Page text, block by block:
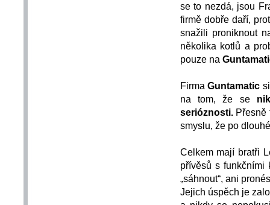
se to nezdá, jsou
firmě dobře daří,
snažili proniknout
několika kotlů a
pouze na
FirmaGuntamatic
na tom, že se
serióznosti.Přesně
smyslu, že po
Celkem mají bratři
přívěsů s
„sáhnout“, ani
Jejich úspěch je